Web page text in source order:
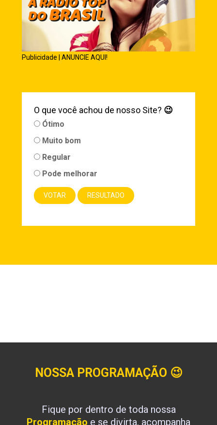
Publicidade | ANUNCIE AQUI!
O que você achou de nosso Site? 😉
Ótimo
Muito bom
Regular
Pode melhorar
NOSSA PROGRAMAÇÃO 😉
Fique por dentro de toda nossa
Programação e se divirta, acompanha